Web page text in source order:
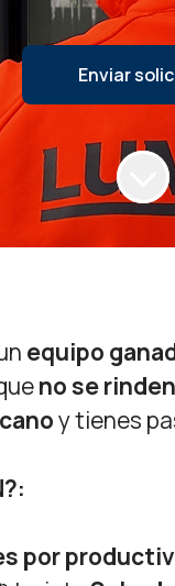
Enviar
equipo
no se rinden
y tienes
por